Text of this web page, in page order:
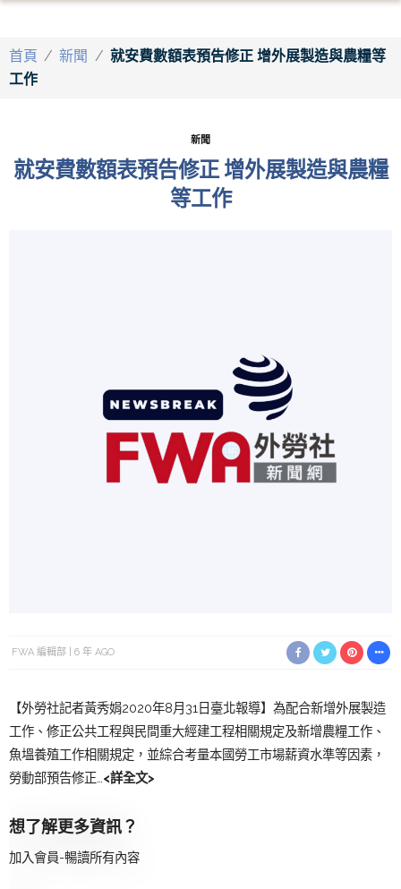
首頁 / 新聞 / 就安費數額表預告修正 增外展製造與農糧等
工作
新聞
就安費數額表預告修正 增外展製造與農糧
等工作
FWA 編輯部 6 年 AGO
【外勞社記者黃秀娟2020年8月31日臺北報導】為配合新增外展製造
工作、修正公共工程與民間重大經建工程相關規定及新增農糧工作、
魚塭養殖工作相關規定，並綜合考量本國勞工市場薪資水準等因素，
勞動部預告修正… <詳全文>
想了解更多資訊？
加入會員-暢讀所有內容